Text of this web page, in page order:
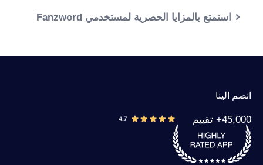
استمتع بالمزايا الحصرية لمستخدمي Fanzword
انضم الينا
45,000+ تقييم